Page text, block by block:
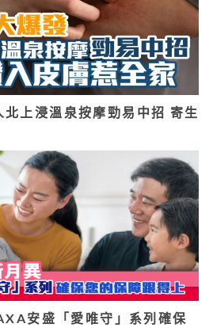
上浸溫泉按摩勁易中招 寄生
安盛「愛唯守」系列確保